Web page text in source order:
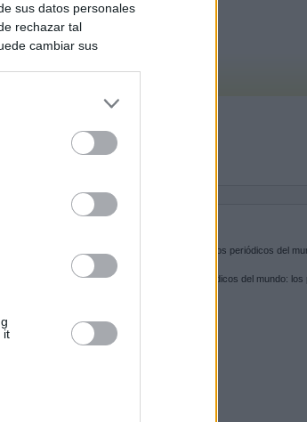
sus datos personales
rechazar tal
cambiar sus
it
SOBRE KIOSKO.NET
es la puerta de entrada a los periódicos del
Navega por las portadas de los periódicos del mundo:
SÍGUENOS